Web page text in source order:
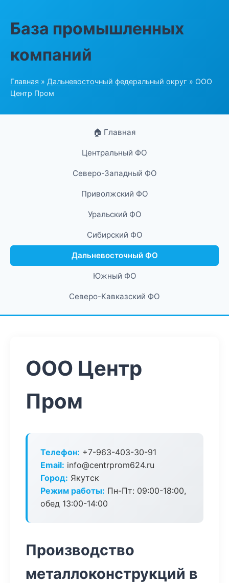
База промышленных
компаний
Главная » Дальневосточный федеральный округ » ООО
Центр Пром
🏠 Главная
Центральный ФО
Северо-Западный ФО
Приволжский ФО
Уральский ФО
Сибирский ФО
Дальневосточный ФО
Южный ФО
Северо-Кавказский ФО
ООО Центр
Пром
Телефон: +7-963-403-30-91
Email: info@centrprom624.ru
Город: Якутск
Режим работы: Пн-Пт: 09:00-18:00,
обед 13:00-14:00
Производство
металлоконструкций в